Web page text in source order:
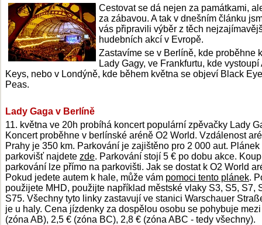
Cestovat se dá nejen za památkami,
za zábavou. A tak v dnešním článku
vás připravili výběr z těch
hudebních akcí v Evropě.
Zastavíme se v Berlíně, kde proběhne
Lady Gagy, ve Frankfurtu, kde vystoupí
Keys, nebo v Londýně, kde během května se objeví Black
Peas.
Lady Gaga v Berlíně
11. května ve 20h probíhá koncert populární zpěvačky Lady
Koncert proběhne v berlínské aréně O2 World. Vzdálenost
Prahy je 350 km. Parkování je zajištěno pro 2 000 aut. Plánek
parkovišť najdete zde. Parkování stojí 5 € po dobu akce.
parkování lze přímo na parkovišti. Jak se dostat k O2 World
Pokud jedete autem k hale, může vám pomoci tento plánek.
použijete MHD, použijte například městské vlaky S3, S5, S7,
S75. Všechny tyto linky zastavují ve stanici Warschauer
je u haly. Cena jízdenky za dospělou osobu se pohybuje
(zóna AB), 2,5 € (zóna BC), 2,8 € (zóna ABC - tedy všechny).